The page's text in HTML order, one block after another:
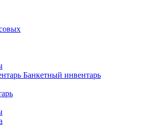
Банкетный инвентарь